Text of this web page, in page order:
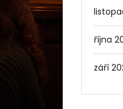
října
září